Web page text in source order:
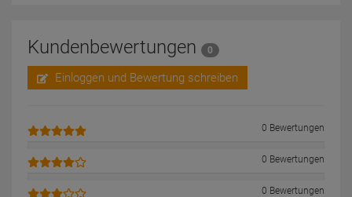
Kundenbewertungen 0
Einloggen und Bewertung schreiben
0 Bewertungen
0 Bewertungen
0 Bewertungen